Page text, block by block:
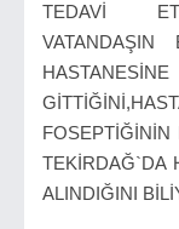
TEDAVİ
HASTANESİNE
TEKİRDAĞ`DA
ALINDIĞINI